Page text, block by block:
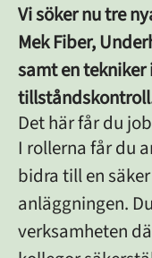
Vi söker nu tre
Mek Fiber,
samt en
Det här får du
I rollerna får du
bidra till en
anläggningen.
verksamheten